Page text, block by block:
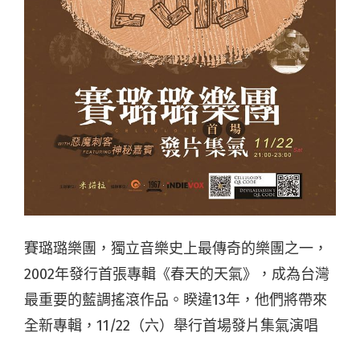
賽璐璐樂團，獨立音樂史上最傳奇的樂團之一，
2002年發行首張專輯《春天的天氣》，成為台灣
最重要的藍調搖滾作品。睽違13年，他們將帶來
全新專輯，11/22（六）舉行首場發片集氣演唱